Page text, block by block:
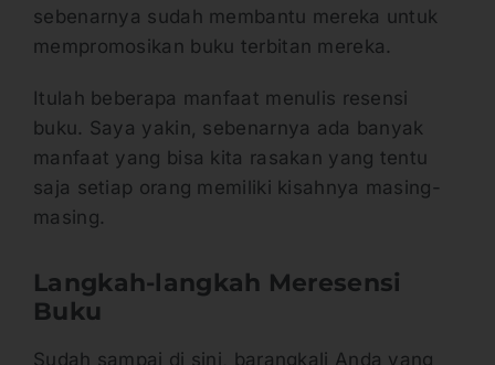
sebenarnya sudah membantu mereka untuk
mempromosikan buku terbitan mereka.
Itulah beberapa manfaat menulis resensi
buku. Saya yakin, sebenarnya ada banyak
manfaat yang bisa kita rasakan yang tentu
saja setiap orang memiliki kisahnya masing-
masing.
Langkah-langkah Meresensi
Buku
Sudah sampai di sini, barangkali Anda yang